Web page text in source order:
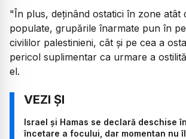
"În plus, deţinând ostatici în zone atât
populate, grupările înarmate pun în
civililor palestinieni, cât şi pe cea a
pericol suplimentar ca urmare a
el.
Israel și Hamas se declară deschise
încetare a focului, dar momentan nu